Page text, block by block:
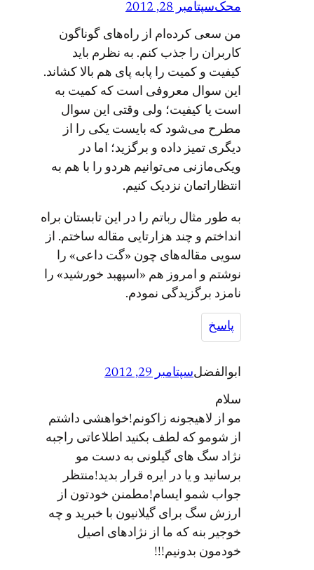
محکسپتامبر 28, 2012
من سعی کرده‌ام از راه‌های گوناگون
کاربران را جذب کنم. به نظرم باید
کیفیت و کمیت را پابه پای هم بالا کشاند.
این سوال معروفی است که کمیت به
است یا کیفیت؛ ولی وقتی این سوال
مطرح می‌شود که بایست یکی را از
دیگری تمیز داده و برگزید؛ اما در
ویکی‌مازنی می‌توانیم هردو را با هم به
انتظاراتمان نزدیک کنیم.
به طور مثال رباتم را در این تابستان براه
انداختم و چند هزارتایی مقاله ساختم. از
سویی مقاله‌های چون «گت داعی» را
نوشتم و امروز هم «اسپهبد خورشید» را
نامزد برگزیدگی نمودم.
پاسخ
ابوالفضلسپتامبر 29, 2012
سلام
مو از لاهیجونه زاکونم!خواهشی داشتم
از شومو که لطف بکنید اطلاعاتی راجبه
نژاد سگ های گیلونی به دست مو
برسانید و یا در ایره قرار بدید!منتظر
جواب شمو ایسام!مطمنن خودتون از
ارزش سگ برای گیلانیون با خبرید و چه
خوجیر بنه که ما از نژادهای اصیل
خودمون بدونیم!!!